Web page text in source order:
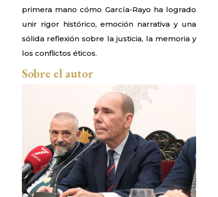
primera mano cómo García-Rayo ha logrado
unir rigor histórico, emoción narrativa y una
sólida reflexión sobre la justicia, la memoria y
los conflictos éticos.
Sobre el autor